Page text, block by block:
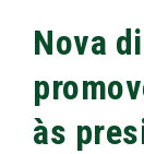
Nova
às